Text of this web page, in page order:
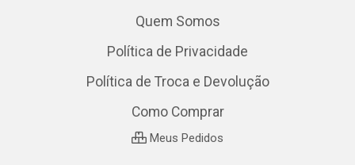
Quem Somos
Política de Privacidade
Política de Troca e Devolução
Como Comprar
Meus Pedidos